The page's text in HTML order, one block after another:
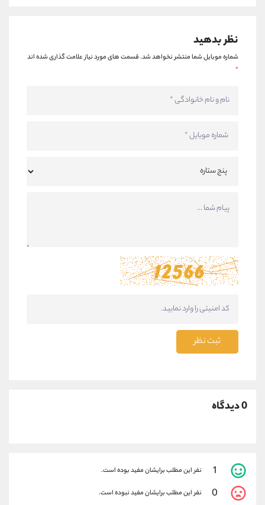
نظر بدهید
شماره موبایل شما منتشر نخواهد شد.قسمت های مورد نیاز علامت گذاری شده اند
*
ثبت نظر
0 دیدگاه
1 نفر این مطلب برایشان مفید بوده است.
0 نفر این مطلب برایشان مفید نبوده است.